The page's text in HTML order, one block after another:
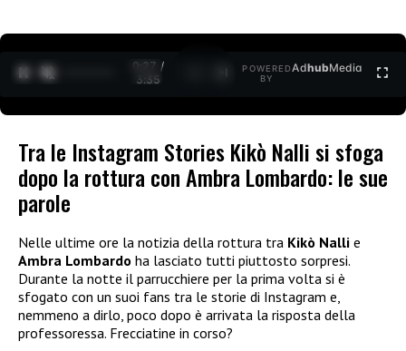
0:28 /
3:35
POWERED
BY
AdhubMedia
Tra le Instagram Stories Kikò Nalli si sfoga
dopo la rottura con Ambra Lombardo: le sue
parole
Nelle ultime ore la notizia della rottura tra Kikò Nalli e
Ambra Lombardo ha lasciato tutti piuttosto sorpresi.
Durante la notte il parrucchiere per la prima volta si è
sfogato con un suoi fans tra le storie di Instagram e,
nemmeno a dirlo, poco dopo è arrivata la risposta della
professoressa. Frecciatine in corso?